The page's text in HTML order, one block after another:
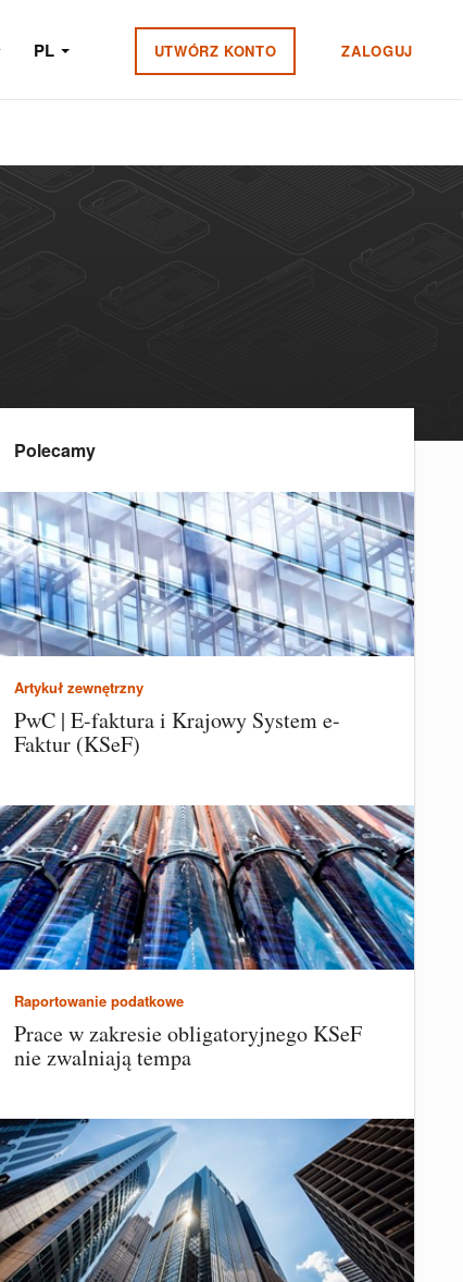
PL UTWÓRZ KONTO ZALOGUJ
Polecamy
Artykuł zewnętrzny
PwC | E-faktura i Krajowy System e-
Faktur (KSeF)
Raportowanie podatkowe
Prace w zakresie obligatoryjnego KSeF
nie zwalniają tempa